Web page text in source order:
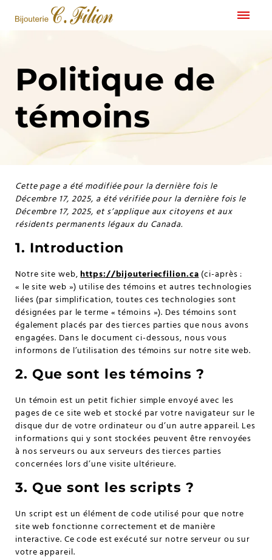
Politique de
témoins
Cette page a été modifiée pour la dernière fois le
Décembre 17, 2025, a été vérifiée pour la dernière fois le
Décembre 17, 2025, et s’applique aux citoyens et aux
résidents permanents légaux du Canada.
1. Introduction
Notre site web,https://bijouteriecfilion.ca(ci-après :
« le site web ») utilise des témoins et autres technologies
liées (par simplification, toutes ces technologies sont
désignées par le terme « témoins »). Des témoins sont
également placés par des tierces parties que nous avons
engagées. Dans le document ci-dessous, nous vous
informons de l’utilisation des témoins sur notre site web.
2. Que sont les témoins ?
Un témoin est un petit fichier simple envoyé avec les
pages de ce site web et stocké par votre navigateur sur le
disque dur de votre ordinateur ou d’un autre appareil. Les
informations qui y sont stockées peuvent être renvoyées
à nos serveurs ou aux serveurs des tierces parties
concernées lors d’une visite ultérieure.
3. Que sont les scripts ?
Un script est un élément de code utilisé pour que notre
site web fonctionne correctement et de manière
interactive. Ce code est exécuté sur notre serveur ou sur
votre appareil.